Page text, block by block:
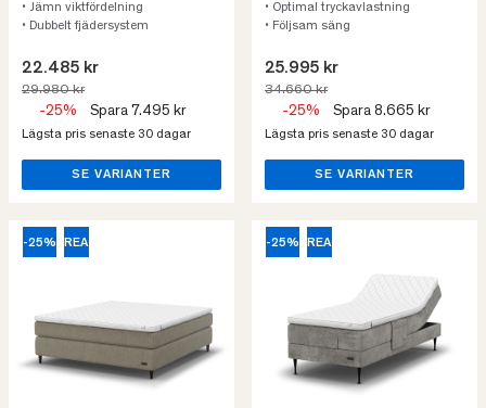
• Jämn viktfördelning
• Dubbelt fjädersystem
22.485 kr
29.980 kr
-25% Spara 7.495 kr
Lägsta pris senaste 30 dagar
SE VARIANTER
• Optimal tryckavlastning
• Följsam säng
25.995 kr
34.660 kr
-25% Spara 8.665 kr
Lägsta pris senaste 30 dagar
SE VARIANTER
-25% REA -25% REA